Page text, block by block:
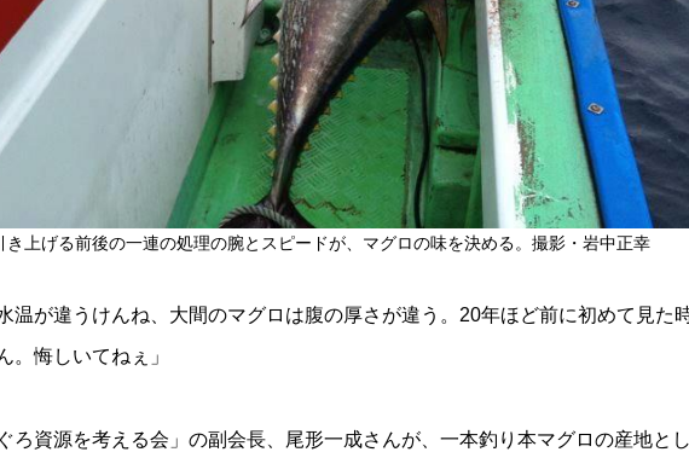
き上げる前後の一連の処理の腕とスピードが、マグロの味を決める。撮影・岩中正幸
温が違うけんね、大間のマグロは腹の厚さが違う。20年ほど前に初めて見た
。悔しいてねぇ」
ろ資源を考える会」の副会長、尾形一成さんが、一本釣り本マグロの産地とし